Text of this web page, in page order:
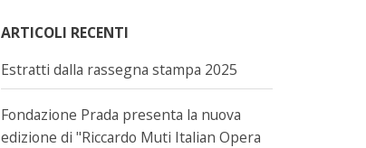
ARTICOLI RECENTI
Estratti dalla rassegna stampa 2025
Fondazione Prada presenta la nuova
edizione di "Riccardo Muti Italian Opera